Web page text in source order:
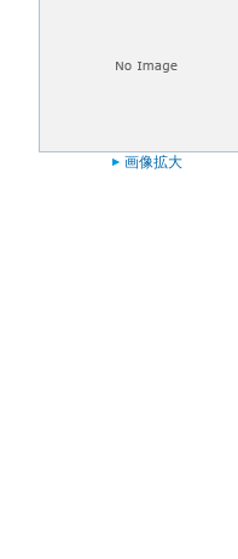
画像拡大